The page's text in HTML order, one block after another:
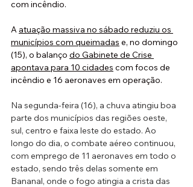
com incêndio.
A atuação massiva no sábado reduziu os
municípios com queimadas e, no domingo
(15), o balanço do Gabinete de Crise
apontava para 10 cidades com focos de
incêndio e 16 aeronaves em operação.
Na segunda-feira (16), a chuva atingiu boa
parte dos municípios das regiões oeste,
sul, centro e faixa leste do estado. Ao
longo do dia, o combate aéreo continuou,
com emprego de 11 aeronaves em todo o
estado, sendo três delas somente em
Bananal, onde o fogo atingia a crista das